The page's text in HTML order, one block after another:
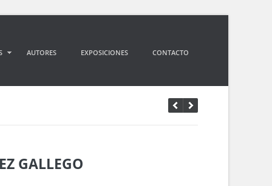
AUTORES EXPOSICIONES CONTACTO
GALLEGO